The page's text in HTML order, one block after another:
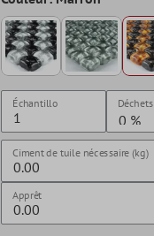
Échantillo Déchets
Ciment de tuile nécessaire (kg)
Apprêt